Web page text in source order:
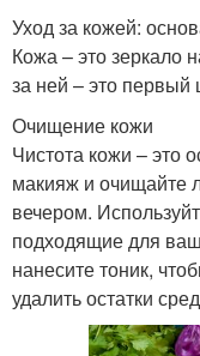
Уход за кожей:
Кожа – это зеркало
за ней – это первый
Очищение кожи
Чистота кожи – это
макияж и очищайте
вечером.
подходящие для
нанесите тоник,
удалить остатки